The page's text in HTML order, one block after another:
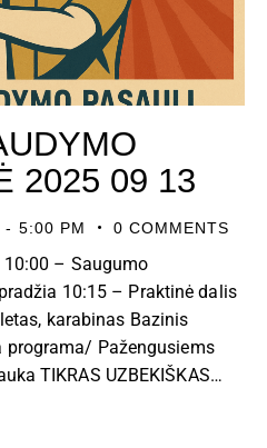
2025 09 13
- 5:00 PM 0 COMMENTS
– Saugumo
10:15 – Praktinė dalis
karabinas Bazinis
Pažengusiems
TIKRAS UZBEKIŠKAS…